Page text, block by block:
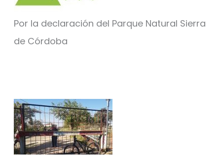
Por la declaración del Parque Natural Sierra
de Córdoba